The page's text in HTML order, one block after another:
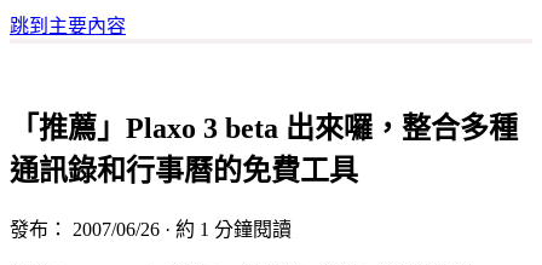
跳到主要內容
「推薦」Plaxo 3 beta 出來囉，整合多種
通訊錄和行事曆的免費工具
發布： 2007/06/26 · 約 1 分鐘閱讀